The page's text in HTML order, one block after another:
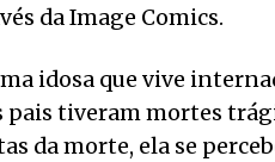
da Image Comics.
idosa que vive
pais tiveram mortes
da morte, ela se